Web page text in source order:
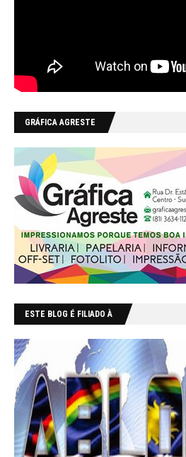
GRÁFICA AGRESTE
ESTE BLOG É FILIADO À